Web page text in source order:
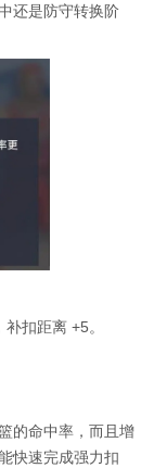
还是防守转换阶
扣距离 +5。
的命中率，而且增
快速完成强力扣